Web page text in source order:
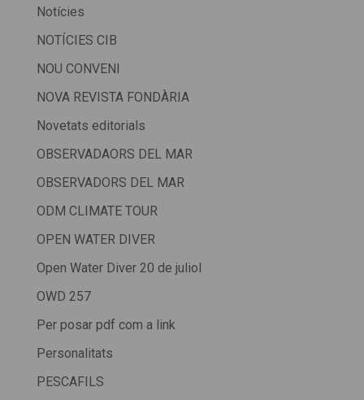
Notícies
NOTÍCIES CIB
NOU CONVENI
NOVA REVISTA FONDÀRIA
Novetats editorials
OBSERVADAORS DEL MAR
OBSERVADORS DEL MAR
ODM CLIMATE TOUR
OPEN WATER DIVER
Open Water Diver 20 de juliol
OWD 257
Per posar pdf com a link
Personalitats
PESCAFILS